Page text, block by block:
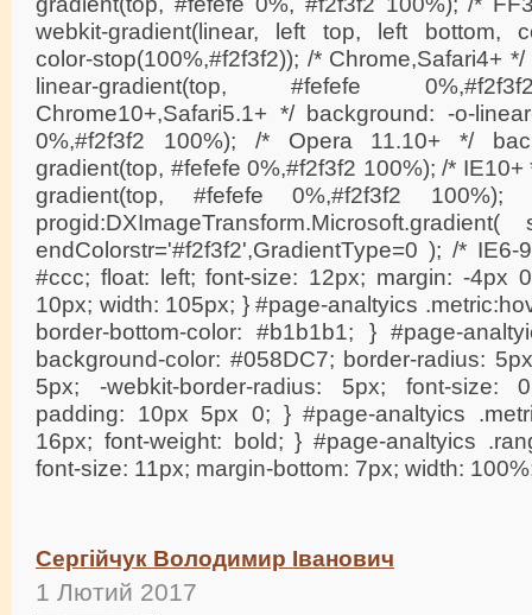
Сергійчук Володимир Іванович
1 Лютий 2017